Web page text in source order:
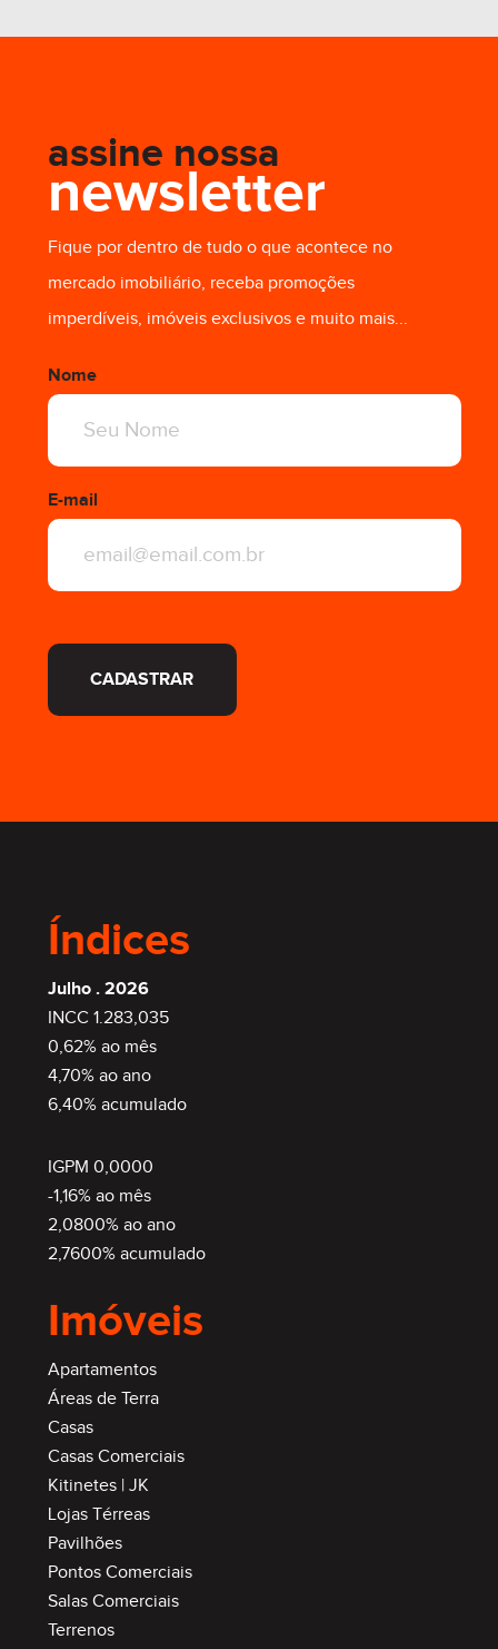
R$ 1.004.518,89
assine nossa
newsletter
Fique por dentro de tudo o que acontece no
mercado imobiliário, receba promoções
imperdíveis, imóveis exclusivos e muito mais...
Nome
E-mail
CADASTRAR
Índices
Julho . 2026
INCC 1.283,035
0,62% ao mês
4,70% ao ano
6,40% acumulado
IGPM 0,0000
-1,16% ao mês
2,0800% ao ano
2,7600% acumulado
Imóveis
Apartamentos
Áreas de Terra
Casas
Casas Comerciais
Kitinetes | JK
Lojas Térreas
Pavilhões
Pontos Comerciais
Salas Comerciais
Terrenos